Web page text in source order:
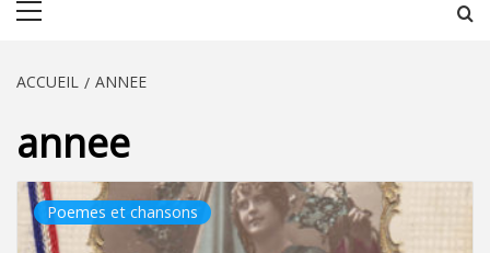
ACCUEIL ANNEE
annee
Poemes et chansons